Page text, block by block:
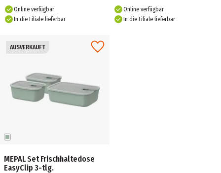
Online verfügbar
In die Filiale lieferbar
Online verfügbar
In die Filiale lieferbar
AUSVERKAUFT
MEPAL Set Frischhaltedose
EasyClip 3-tlg.